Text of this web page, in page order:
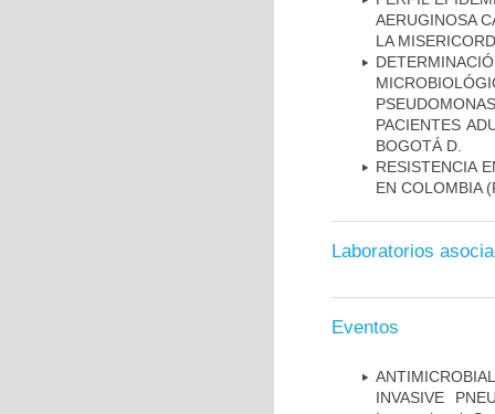
AERUGINOSA
LA
PACIENTES
BOGOTÁ D.
RESISTENCIA
EN COLOMBIA
Laboratorios
Eventos
INVASIVE